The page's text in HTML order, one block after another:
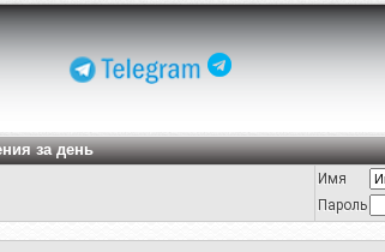
за день
Имя
Пароль